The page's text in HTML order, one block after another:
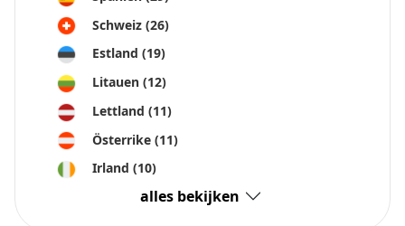
Schweiz (26)
Estland (19)
Litauen (12)
Lettland (11)
Österrike (11)
Irland (10)
alles bekijken